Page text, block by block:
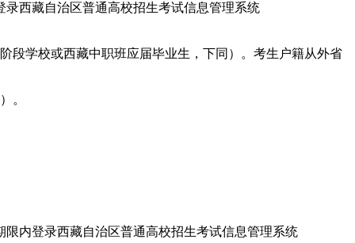
西藏自治区普通高校招生考试信息管理系统
段学校或西藏中职班应届毕业生，下同）。考生户籍从外省
。
内登录西藏自治区普通高校招生考试信息管理系统